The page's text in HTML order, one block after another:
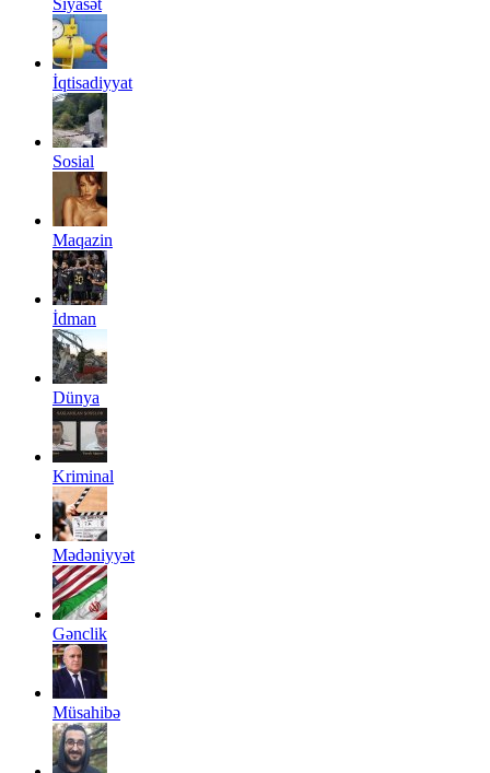
Siyasət
İqtisadiyyat
Sosial
Maqazin
İdman
Dünya
Kriminal
Mədəniyyət
Gənclik
Müsahibə